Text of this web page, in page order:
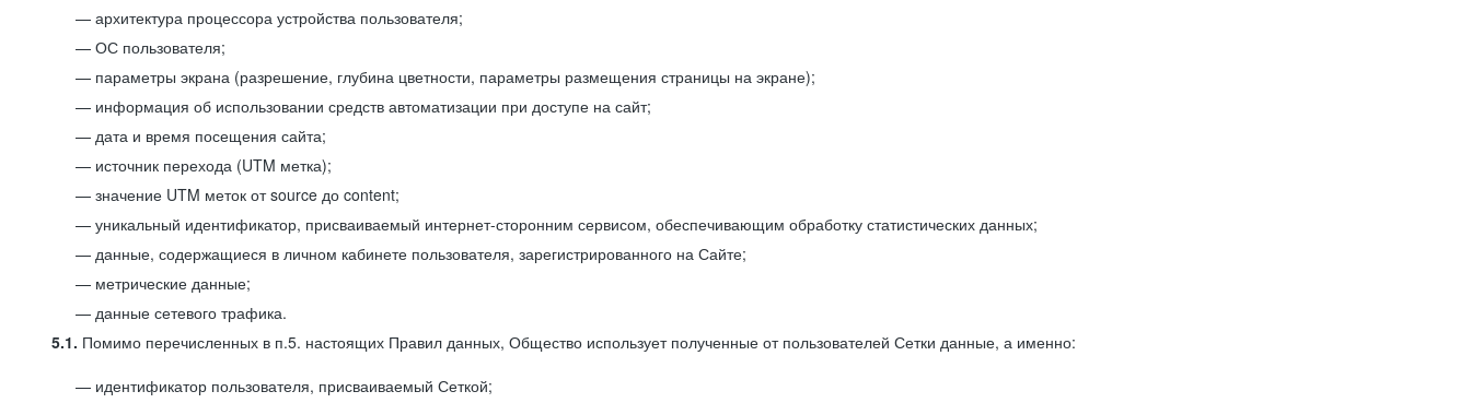
архитектура процессора устройства пользователя;
ОС пользователя;
параметры экрана (разрешение, глубина цветности, параметры размещения страницы на экране);
информация об использовании средств автоматизации при доступе на сайт;
дата и время посещения сайта;
источник перехода (UTM метка);
значение UTM меток от source до content;
уникальный идентификатор, присваиваемый интернет-сторонним сервисом, обеспечивающим обработку статистических данных;
данные, содержащиеся в личном кабинете пользователя, зарегистрированного на Сайте;
метрические данные;
данные сетевого трафика.
5.1. Помимо перечисленных в п.5. настоящих Правил данных, Общество использует полученные от пользователей Сетки данные, а именно:
идентификатор пользователя, присваиваемый Сеткой;